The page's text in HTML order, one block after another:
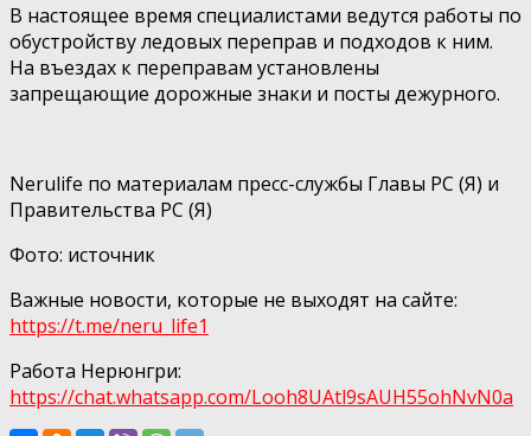
В настоящее время специалистами ведутся работы по
обустройству ледовых переправ и подходов к ним.
На въездах к переправам установлены
запрещающие дорожные знаки и посты дежурного.
Nerulife по материалам пресс-службы Главы РС (Я) и
Правительства РС (Я)
Фото: источник
Важные новости, которые не выходят на сайте:
https://t.me/neru_life1
Работа Нерюнгри:
https://chat.whatsapp.com/Looh8UAtl9sAUH55ohNvN0а